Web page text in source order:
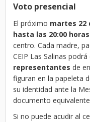
Voto presencial
El próximo martes 22
hasta las 20:00 horas
centro. Cada madre,
CEIP Las Salinas
representantes de
figuran en la papeleta
su identidad ante la
documento
Si no puede acudir al